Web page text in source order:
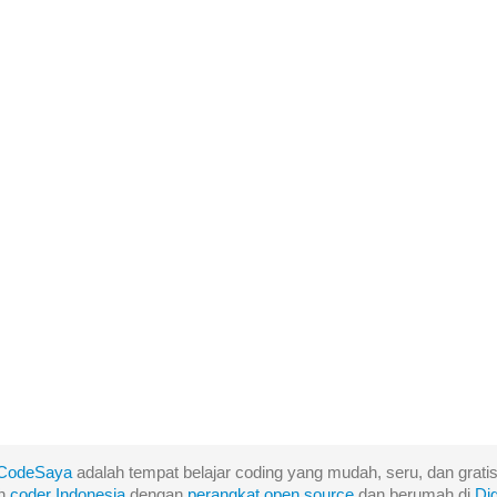
adalah tempat belajar coding yang mudah, seru, dan